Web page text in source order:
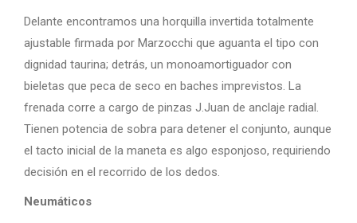
Delante encontramos una horquilla invertida totalmente
ajustable firmada por Marzocchi que aguanta el tipo con
dignidad taurina; detrás, un monoamortiguador con
bieletas que peca de seco en baches imprevistos. La
frenada corre a cargo de pinzas J.Juan de anclaje radial.
Tienen potencia de sobra para detener el conjunto, aunque
el tacto inicial de la maneta es algo esponjoso, requiriendo
decisión en el recorrido de los dedos.
Neumáticos